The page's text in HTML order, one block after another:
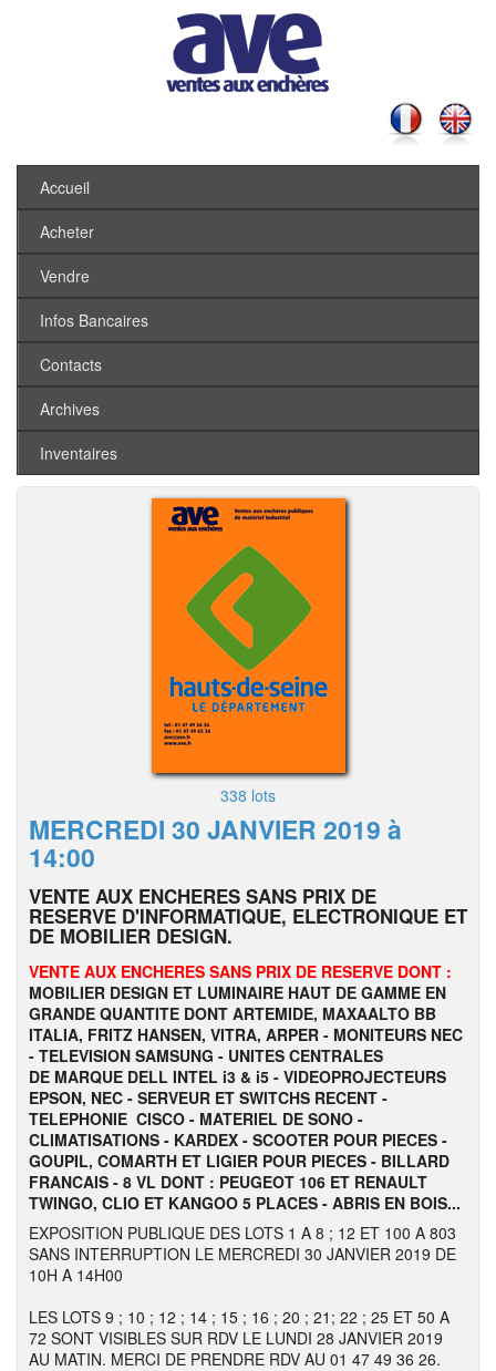
Accueil
Acheter
Vendre
Infos Bancaires
Contacts
Archives
Inventaires
338 lots
MERCREDI 30 JANVIER 2019 à
14:00
VENTE AUX ENCHERES SANS PRIX DE
RESERVE D'INFORMATIQUE, ELECTRONIQUE ET
DE MOBILIER DESIGN.
VENTE AUX ENCHERES SANS PRIX DE RESERVE DONT :
MOBILIER DESIGN ET LUMINAIRE HAUT DE GAMME EN
GRANDE QUANTITE DONT ARTEMIDE, MAXAALTO BB
ITALIA, FRITZ HANSEN, VITRA, ARPER - MONITEURS NEC
- TELEVISION SAMSUNG - UNITES CENTRALES
DE MARQUE DELL INTEL i3 & i5 - VIDEOPROJECTEURS
EPSON, NEC - SERVEUR ET SWITCHS RECENT -
TELEPHONIE CISCO - MATERIEL DE SONO -
CLIMATISATIONS - KARDEX - SCOOTER POUR PIECES -
GOUPIL, COMARTH ET LIGIER POUR PIECES - BILLARD
FRANCAIS - 8 VL DONT : PEUGEOT 106 ET RENAULT
TWINGO, CLIO ET KANGOO 5 PLACES - ABRIS EN BOIS...
EXPOSITION PUBLIQUE DES LOTS 1 A 8 ; 12 ET 100 A 803
SANS INTERRUPTION LE MERCREDI 30 JANVIER 2019 DE
10H A 14H00
LES LOTS 9 ; 10 ; 12 ; 14 ; 15 ; 16 ; 20 ; 21; 22 ; 25 ET 50 A
72 SONT VISIBLES SUR RDV LE LUNDI 28 JANVIER 2019
AU MATIN. MERCI DE PRENDRE RDV AU 01 47 49 36 26.